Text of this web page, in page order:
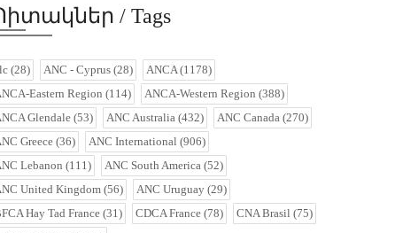
/ Tags
(28) ANC - Cyprus (28) ANCA(1178)
Eastern Region (114) ANCA-Western Region (388)
Glendale(53) ANC Australia (432) ANC Canada (270)
Greece(36) ANC International (906)
Lebanon (111) ANC South America (52)
United Kingdom(56) ANC Uruguay (29)
Hay Tad France(31) CDCA France (78) CNA Brasil (75)